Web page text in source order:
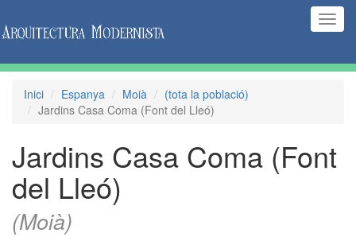
Inici Espanya Moià
(tota la població)
Jardins Casa Coma (Font del Lleó)
Jardins Casa Coma (Font
del Lleó)
(Moià)